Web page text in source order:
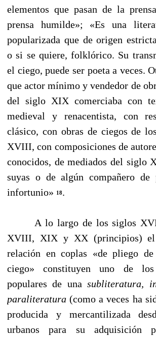
elementos que pasan de la
prensa humilde»; «Es una
popularizada que de origen
o si se quiere, folklórico. Su
el ciego, puede ser poeta a veces.
que actor mínimo y vendedor de
del siglo XIX comerciaba con
medieval y renacentista, con
clásico, con obras de ciegos de
XVIII, con composiciones de
conocidos, de mediados del siglo
suyas o de algún compañero
infortunio» 18.
A lo largo de los siglos XVI
XVIII, XIX y XX (principios) el
relación en coplas «de pliego
ciego» constituyen uno de los
populares de unasubliteratura,
paraliteratura (como a veces ha
producida y mercantilizada
urbanos para su adquisición